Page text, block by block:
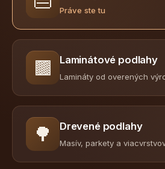
Práve ste tu
🟫 Laminátové podlahy
Lamináty od overených
🌳 Drevené podlahy
Masív, parkety a